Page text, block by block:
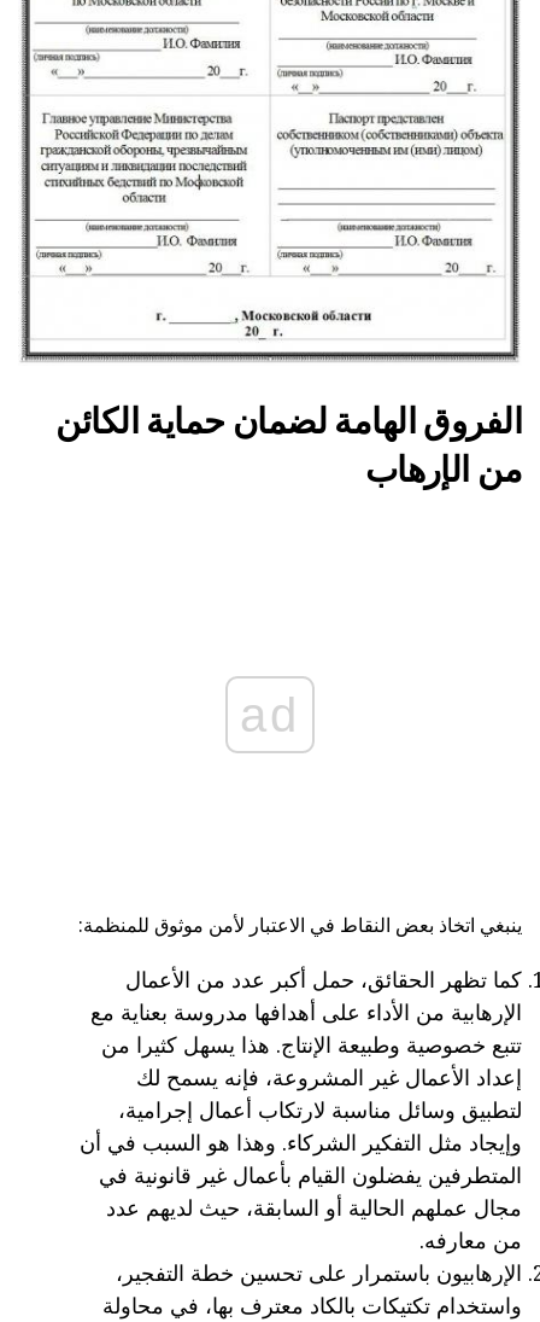
الفروق الهامة لضمان حماية الكائن
من الإرهاب
ad
ينبغي اتخاذ بعض النقاط في الاعتبار لأمن موثوق للمنظمة:
كما تظهر الحقائق، حمل أكبر عدد من الأعمال
الإرهابية من الأداء على أهدافها مدروسة بعناية مع
تتبع خصوصية وطبيعة الإنتاج. هذا يسهل كثيرا من
إعداد الأعمال غير المشروعة، فإنه يسمح لك
لتطبيق وسائل مناسبة لارتكاب أعمال إجرامية،
وإيجاد مثل التفكير الشركاء. وهذا هو السبب في أن
المتطرفين يفضلون القيام بأعمال غير قانونية في
مجال عملهم الحالية أو السابقة، حيث لديهم عدد
من معارفه.
الإرهابيون باستمرار على تحسين خطة التفجير،
واستخدام تكتيكات بالكاد معترف بها، في محاولة